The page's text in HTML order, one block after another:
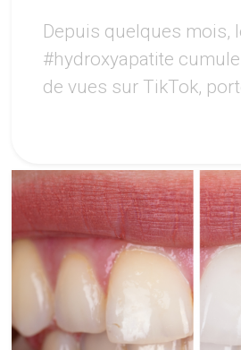
Depuis quelques mois,
#hydroxyapatite
de vues sur TikTok,